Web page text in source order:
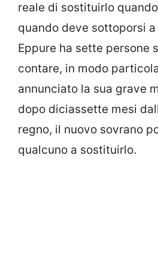
reale di sostituirlo quando
quando deve sottoporsi
Eppure ha sette persone
contare, in modo
annunciato la sua grave
dopo diciassette mesi
regno, il nuovo sovrano
qualcuno a sostituirlo.